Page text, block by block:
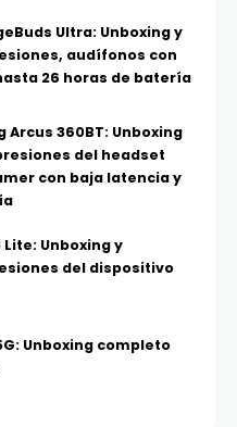
Ultra: Unboxing y
audífonos con
26 horas de batería
Arcus 360BT: Unboxing
del headset
con baja latencia y
Lite: Unboxing y
del dispositivo
Unboxing completo